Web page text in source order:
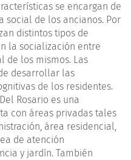
se encargan de
de los ancianos. Por
distintos tipos de
la socialización entre
de los mismos. Las
desarrollar las
de los residentes.
Rosario es una
con áreas privadas tales
área residencial,
de atención
y jardín. También